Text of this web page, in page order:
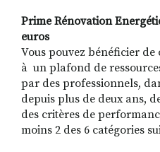
Prime Rénovation
euros
Vous pouvez bénéficier
à un plafond de
par des professionnels,
depuis plus de deux ans,
des critères de
moins 2 des 6 catégories